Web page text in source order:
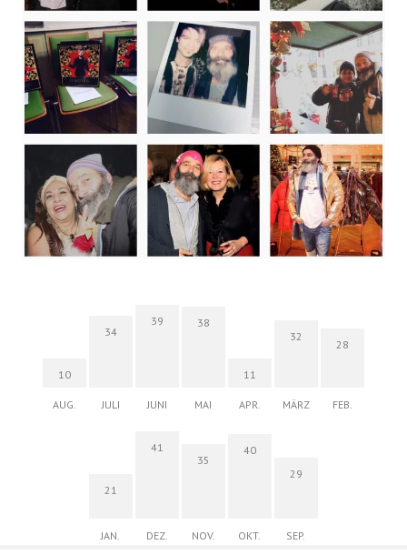
10
AUG.
34
JULI
39
JUNI
38
MAI
11
APR.
32
MÄRZ
28
FEB.
21
JAN.
41
DEZ.
35
NOV.
40
OKT.
29
SEP.